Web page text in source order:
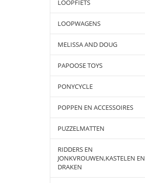
LOOPFIETS
LOOPWAGENS
MELISSA AND DOUG
PAPOOSE TOYS
PONYCYCLE
POPPEN EN ACCESSOIRES
PUZZELMATTEN
RIDDERS EN
JONKVROUWEN,KASTELEN EN
DRAKEN